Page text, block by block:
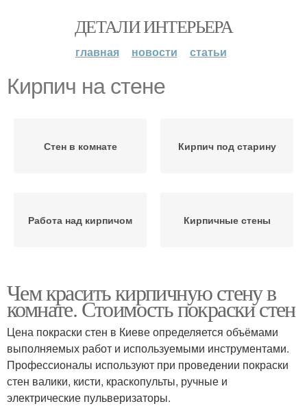
ДЕТАЛИ ИНТЕРЬЕРА
главная новости статьи
Кирпич на стене
Стен в комнате Кирпич под старину
Работа над кирпичом Кирпичные стены
Чем красить кирпичную стену в
комнате. Стоимость покраски стен
Цена покраски стен в Киеве определяется объёмами
выполняемых работ и используемыми инструментами.
Профессионалы используют при проведении покраски
стен валики, кисти, краскопульты, ручные и
электрические пульверизаторы.